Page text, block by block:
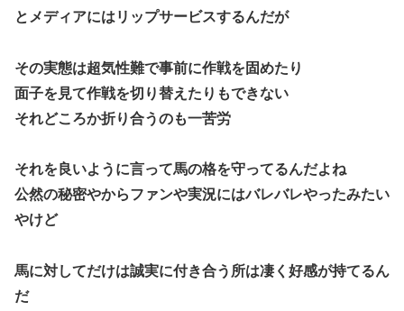
とメディアにはリップサービスするんだが
その実態は超気性難で事前に作戦を固めたり
面子を見て作戦を切り替えたりもできない
それどころか折り合うのも一苦労
それを良いように言って馬の格を守ってるんだよね
公然の秘密やからファンや実況にはバレバレやったみたい
やけど
馬に対してだけは誠実に付き合う所は凄く好感が持てるん
だ